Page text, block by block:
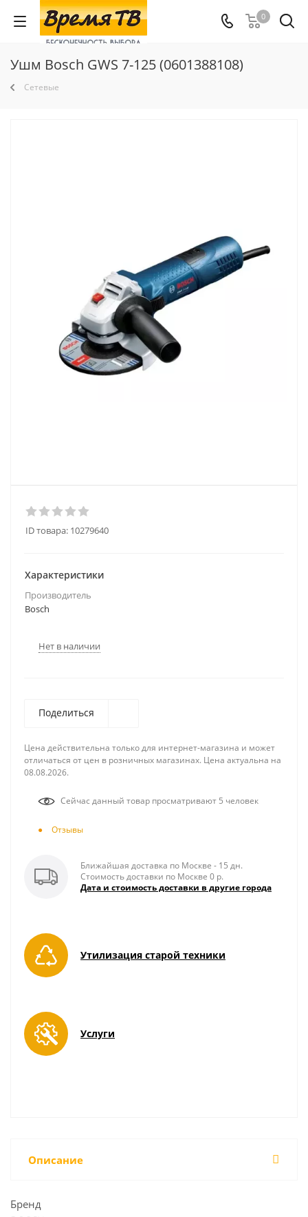
0
Ушм Bosch GWS 7-125 (0601388108)
Сетевые
ID товара: 10279640
Характеристики
Производитель
Bosch
Нет в наличии
Поделиться
Цена действительна только для интернет-магазина и может
отличаться от цен в розничных магазинах. Цена актуальна на
08.08.2026.
Сейчас данный товар просматривают 5 человек
Отзывы
Ближайшая доставка по Москве - 15 дн.
Стоимость доставки по Москве 0 р.
Дата и стоимость доставки в другие города
Утилизация старой техники
Услуги
Описание
Бренд